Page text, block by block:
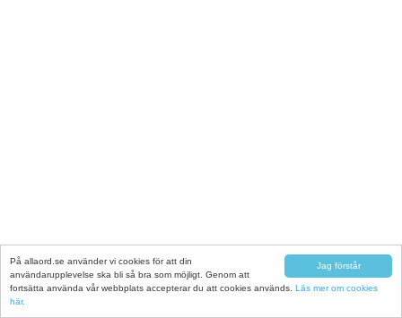
Jag förstår
På allaord.se använder vi cookies för att din
användarupplevelse ska bli så bra som möjligt. Genom att
fortsätta använda vår webbplats accepterar du att cookies används. Läs mer om cookies
här.